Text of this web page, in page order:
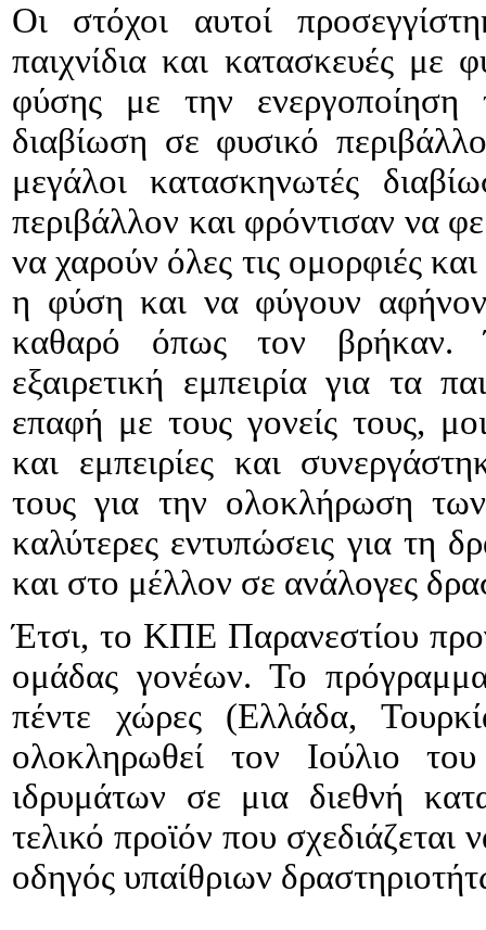
Οι στόχοι αυτοί
παιχνίδια και κατασκευές με
φύσης με την ενεργοποίηση
διαβίωση σε φυσικό
μεγάλοι κατασκηνωτές
περιβάλλον και φρόντισαν να
να χαρούν όλες τις ομορφιές και
η φύση και να φύγουν
καθαρό όπως τον βρήκαν.
εξαιρετική εμπειρία για τα
επαφή με τους γονείς τους,
και εμπειρίες και
τους για την ολοκλήρωση
καλύτερες εντυπώσεις για τη
και στο μέλλον σε ανάλογες
Έτσι, το ΚΠΕ Παρανεστίου
ομάδας γονέων. Το
πέντε χώρες (Ελλάδα,
ολοκληρωθεί τον Ιούλιο
ιδρυμάτων σε μια διεθνή
τελικό προϊόν που
οδηγός υπαίθριων